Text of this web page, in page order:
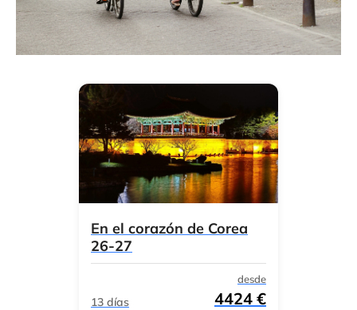
En el corazón de Corea
26-27
13 días
desde
4424 €